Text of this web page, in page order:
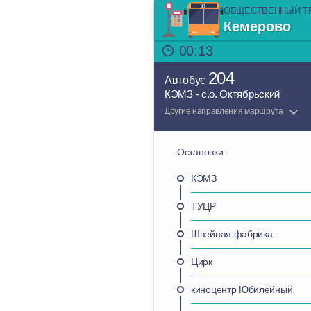
ОБЩЕСТВЕННЫЙ
Кемерово
00:13
Автобус 204
КЭМЗ - с.о. Октябрьский
Другие направления маршрута
Остановки:
КЭМЗ
ТУЦР
Швейная фабрика
Цирк
киноцентр Юбилейный